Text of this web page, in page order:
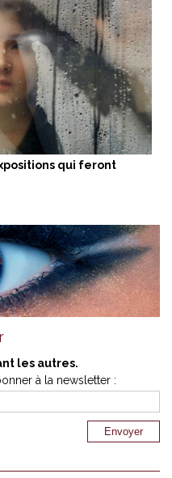
qui feront
les autres.
à la newsletter :